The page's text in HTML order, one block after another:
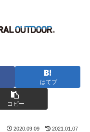
はてブ
コピー
2020.09.09 2021.01.07